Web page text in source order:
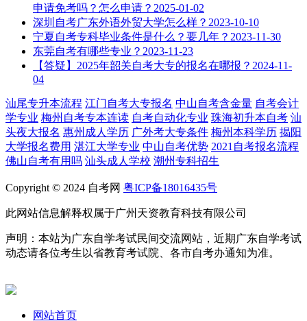
申请免考吗？怎么申请？ 2025-01-02
深圳自考广东外语外贸大学怎么样？ 2023-10-10
宁夏自考专科毕业条件是什么？要几年？ 2023-11-30
东莞自考有哪些专业？ 2023-11-23
【答疑】2025年韶关自考大专的报名在哪报？ 2024-11-
04
汕尾专升本流程 江门自考大专报名 中山自考含金量 自考会计
学专业 梅州自考专本连读 自考自动化专业 珠海初升本自考 汕
头夜大报名 惠州成人学历 广外考大专条件 梅州本科学历 揭阳
大学报名费用 湛江大学专业 中山自考优势 2021自考报名流程
佛山自考有用吗 汕头成人学校 潮州专科招生
Copyright © 2024 自考网 粤ICP备18016435号
此网站信息解释权属于广州天资教育科技有限公司
声明：本站为广东自学考试民间交流网站，近期广东自学考试
动态请各位考生以省教育考试院、各市自考办通知为准。
网站首页